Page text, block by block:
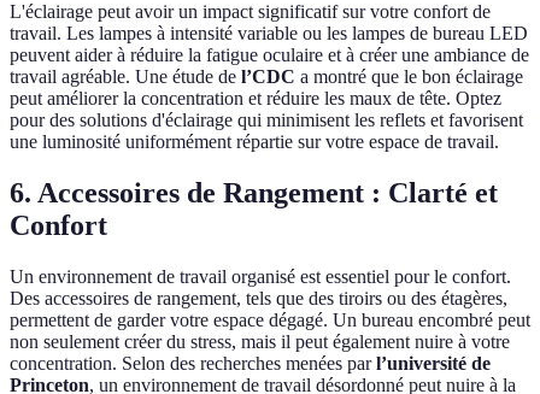
L'éclairage peut avoir un impact significatif sur votre confort de
travail. Les lampes à intensité variable ou les lampes de bureau LED
peuvent aider à réduire la fatigue oculaire et à créer une ambiance de
travail agréable. Une étude de l’CDC a montré que le bon éclairage
peut améliorer la concentration et réduire les maux de tête. Optez
pour des solutions d'éclairage qui minimisent les reflets et favorisent
une luminosité uniformément répartie sur votre espace de travail.
6. Accessoires de Rangement : Clarté et
Confort
Un environnement de travail organisé est essentiel pour le confort.
Des accessoires de rangement, tels que des tiroirs ou des étagères,
permettent de garder votre espace dégagé. Un bureau encombré peut
non seulement créer du stress, mais il peut également nuire à votre
concentration. Selon des recherches menées parl’université de
Princeton, un environnement de travail désordonné peut nuire à la